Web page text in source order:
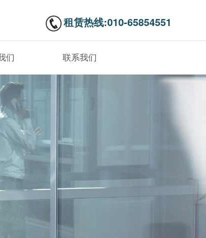
租赁热线:010-65854551
们 联系我们